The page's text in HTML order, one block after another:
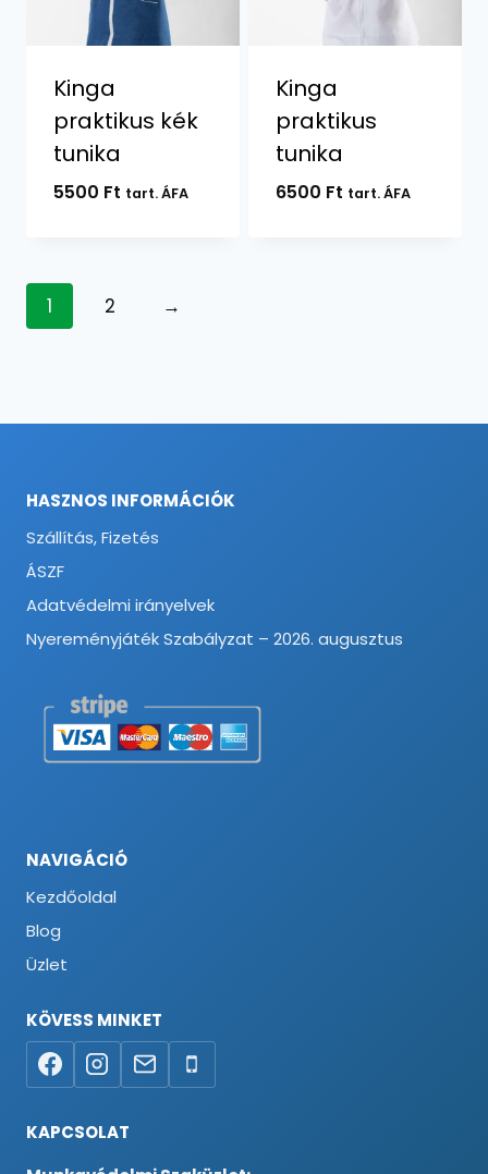
Kinga
praktikus kék
tunika
5500 Ft tart. ÁFA
Kinga
praktikus
tunika
6500 Ft tart. ÁFA
1 2 →
HASZNOS INFORMÁCIÓK
Szállítás, Fizetés
ÁSZF
Adatvédelmi irányelvek
Nyereményjáték Szabályzat – 2026. augusztus
NAVIGÁCIÓ
Kezdőoldal
Blog
Üzlet
KÖVESS MINKET
KAPCSOLAT